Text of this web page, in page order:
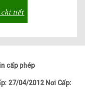
cấp phép
27/04/2012 Nơi Cấp: